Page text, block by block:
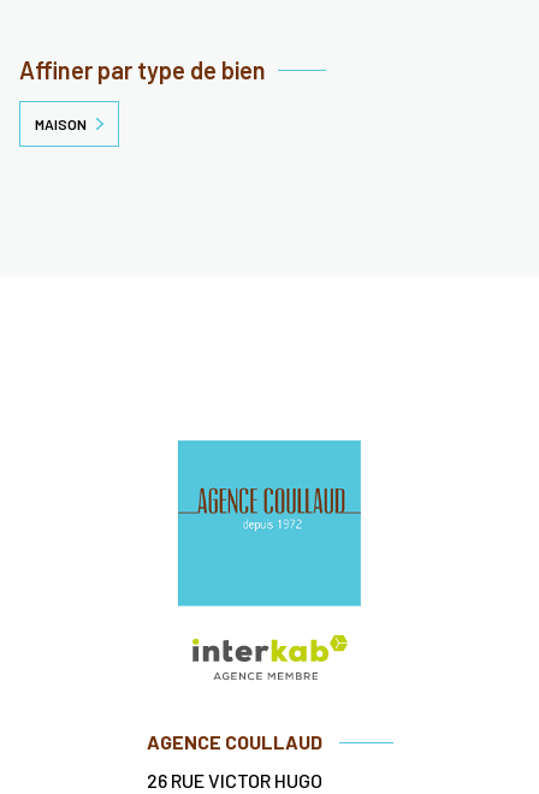
Affiner par type de bien
MAISON
AGENCE COULLAUD
26 RUE VICTOR HUGO